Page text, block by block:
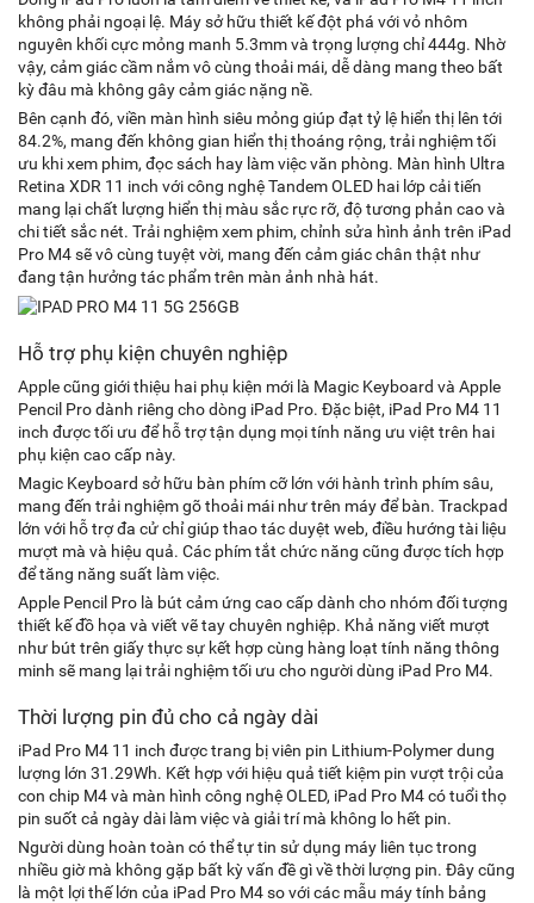
không phải ngoại lệ. Máy sở hữu thiết kế đột phá với vỏ nhôm
nguyên khối cực mỏng manh 5.3mm và trọng lượng chỉ 444g. Nhờ
vậy, cảm giác cầm nắm vô cùng thoải mái, dễ dàng mang theo bất
kỳ đâu mà không gây cảm giác nặng nề.
Bên cạnh đó, viền màn hình siêu mỏng giúp đạt tỷ lệ hiển thị lên tới
84.2%, mang đến không gian hiển thị thoáng rộng, trải nghiệm tối
ưu khi xem phim, đọc sách hay làm việc văn phòng. Màn hình Ultra
Retina XDR 11 inch với công nghệ Tandem OLED hai lớp cải tiến
mang lại chất lượng hiển thị màu sắc rực rỡ, độ tương phản cao và
chi tiết sắc nét. Trải nghiệm xem phim, chỉnh sửa hình ảnh trên iPad
Pro M4 sẽ vô cùng tuyệt vời, mang đến cảm giác chân thật như
đang tận hưởng tác phẩm trên màn ảnh nhà hát.
Hỗ trợ phụ kiện chuyên nghiệp
Apple cũng giới thiệu hai phụ kiện mới là Magic Keyboard và Apple
Pencil Pro dành riêng cho dòng iPad Pro. Đặc biệt, iPad Pro M4 11
inch được tối ưu để hỗ trợ tận dụng mọi tính năng ưu việt trên hai
phụ kiện cao cấp này.
Magic Keyboard sở hữu bàn phím cỡ lớn với hành trình phím sâu,
mang đến trải nghiệm gõ thoải mái như trên máy để bàn. Trackpad
lớn với hỗ trợ đa cử chỉ giúp thao tác duyệt web, điều hướng tài liệu
mượt mà và hiệu quả. Các phím tắt chức năng cũng được tích hợp
để tăng năng suất làm việc.
Apple Pencil Pro là bút cảm ứng cao cấp dành cho nhóm đối tượng
thiết kế đồ họa và viết vẽ tay chuyên nghiệp. Khả năng viết mượt
như bút trên giấy thực sự kết hợp cùng hàng loạt tính năng thông
minh sẽ mang lại trải nghiệm tối ưu cho người dùng iPad Pro M4.
Thời lượng pin đủ cho cả ngày dài
iPad Pro M4 11 inch được trang bị viên pin Lithium-Polymer dung
lượng lớn 31.29Wh. Kết hợp với hiệu quả tiết kiệm pin vượt trội của
con chip M4 và màn hình công nghệ OLED, iPad Pro M4 có tuổi thọ
pin suốt cả ngày dài làm việc và giải trí mà không lo hết pin.
Người dùng hoàn toàn có thể tự tin sử dụng máy liên tục trong
nhiều giờ mà không gặp bất kỳ vấn đề gì về thời lượng pin. Đây cũng
là một lợi thế lớn của iPad Pro M4 so với các mẫu máy tính bảng